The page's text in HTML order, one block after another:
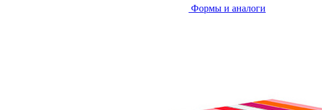
Формы и аналоги